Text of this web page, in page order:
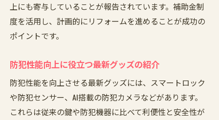
上にも寄与していることが報告されています。補助金制
度を活用し、計画的にリフォームを進めることが成功の
ポイントです。
防犯性能向上に役立つ最新グッズの紹介
防犯性能を向上させる最新グッズには、スマートロック
や防犯センサー、AI搭載の防犯カメラなどがあります。
これらは従来の鍵や防犯機器に比べて利便性と安全性が